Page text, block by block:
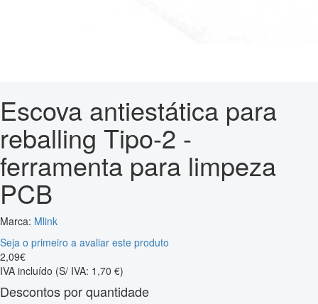
Escova antiestática para
reballing Tipo-2 -
ferramenta para limpeza
PCB
Marca: Mlink
Seja o primeiro a avaliar este produto
2,09€
IVA incluído (S/ IVA: 1,70 €)
Descontos por quantidade